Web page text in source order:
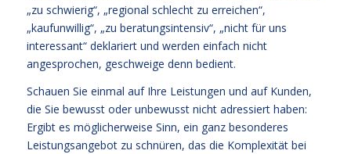
„zu schwierig“, „regional schlecht zu erreichen“,
„kaufunwillig“, „zu beratungsintensiv“, „nicht für uns
interessant“ deklariert und werden einfach nicht
angesprochen, geschweige denn bedient.
Schauen Sie einmal auf Ihre Leistungen und auf Kunden,
die Sie bewusst oder unbewusst nicht adressiert haben:
Ergibt es möglicherweise Sinn, ein ganz besonderes
Leistungsangebot zu schnüren, das die Komplexität bei